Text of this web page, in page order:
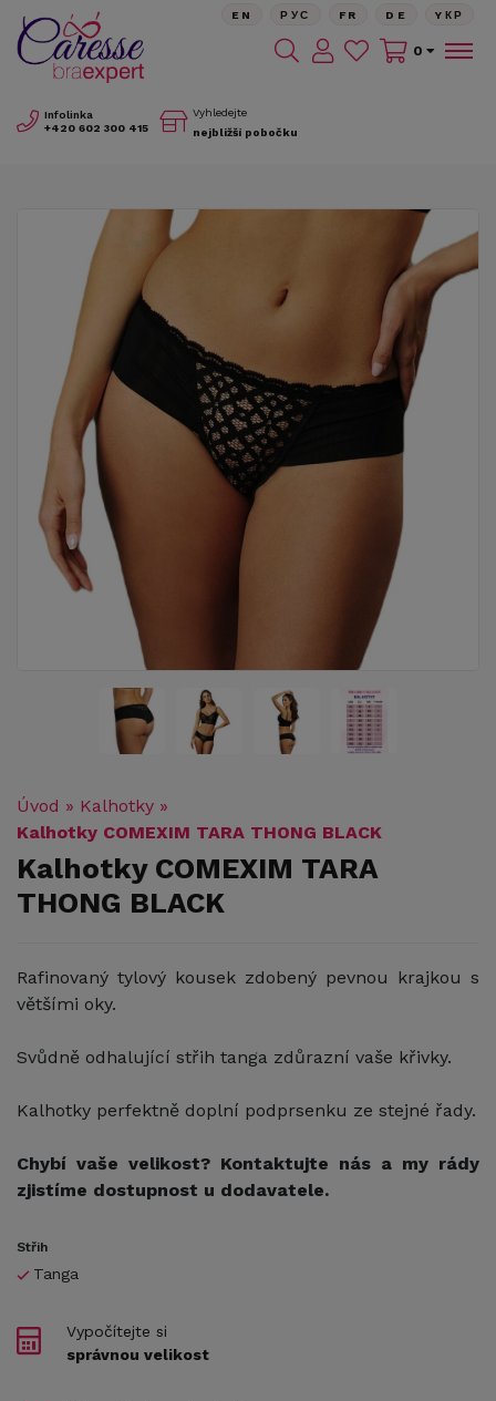
Infolinka
+420 602 300 415
Vyhledejte
nejbližší pobočku
EN РУС FR DE YКР
0
Úvod » Kalhotky »
Kalhotky COMEXIM TARA THONG BLACK
Kalhotky COMEXIM TARA
THONG BLACK
Rafinovaný tylový kousek zdobený pevnou krajkou s
většími oky.
Svůdně odhalující střih tanga zdůrazní vaše křivky.
Kalhotky perfektně doplní podprsenku ze stejné řady.
Chybí vaše velikost? Kontaktujte nás a my rády
zjistíme dostupnost u dodavatele.
Střih
Tanga
Vypočítejte si
správnou velikost